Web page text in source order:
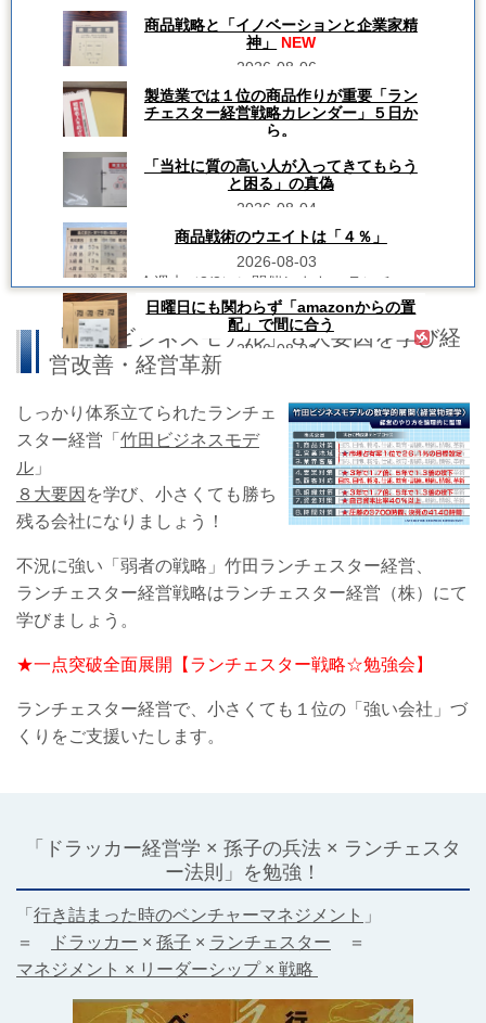
商品戦略と「イノベーションと企業家精
神」
NEW
2026-08-06
２日後（8/8）に開催の ランチェスター弱
者の「商品戦略」 【前半】「基礎編」勉
強会＆ 【後半】竹田陽一セミナー（応用
編） その【後半】竹田先生セミナーで 使
用する講演テキストを 参加者数分を準
備。...
製造業では１位の商品作りが重要「ラン
チェスター経営戦略カレンダー」５日か
ら。
2026-08-05
今朝１番に目に留まって 何度も＆何度も
悩んだ上で、 今週末（8/8）に開催しま
す、 ランチェスター弱者の「商品戦略」
【前半】「基礎編」勉強会＆ 【後半】竹
田陽一セミナー（応用編） 私が担当しま
す、...
「当社に質の高い人が入ってきてもらう
と困る」の真偽
2026-08-04
先週に開催しました ◆ランチェスター経
営（株）の 『経営計画の立て方』ＤＶ
Ｄを 勉強して１カ月目に出てくる
「疑問＆質問」にお答えする 特別勉強
会（オンライン開催） この勉強会で途
中、 ラン...
商品戦術のウエイトは「４％」
2026-08-03
今週末（8/8）に開催します、 ランチェス
ター弱者の「商品戦略」 【前半】「基礎
編」勉強会＆ 【後半】竹田陽一セミナー
（応用編） 私が担当します、 その【前
半】勉強会の 資料作りが終わりません。
日曜日にも関わらず「amazonからの置
配」で間に合う
2026-08-02
今週末（8/8）に開催します、 ランチェス
編」勉強会＆ 【後半】竹田陽一セミナー
（応用編） 私が担当します、 その【前
半】勉強会での 資料作りで参考にしよう
と、...
「竹田ビジネスモデル」８大要因を学び経
営改善・経営革新
しっかり体系立てられたランチェ
スター経営「 竹田ビジネスモデ
ル 」
８大要因 を学び、小さくても勝ち
残る会社になりましょう！
不況に強い「弱者の戦略」竹田ランチェスター経営、
ランチェスター経営戦略はランチェスター経営（株）にて
学びましょう。
★一点突破全面展開【ランチェスター戦略☆勉強会】
ランチェスター経営で、小さくても１位の「強い会社」づ
くりをご支援いたします。
「ドラッカー経営学 × 孫子の兵法 × ランチェスタ
ー法則」を勉強！
「 行き詰まった時のベンチャーマネジメント 」
＝
ドラッカー × 孫子 × ランチェスター ＝
マネジメント × リーダーシップ × 戦略